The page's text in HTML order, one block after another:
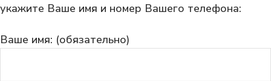
укажите Ваше имя и номер Вашего телефона:
Ваше имя: (обязательно)